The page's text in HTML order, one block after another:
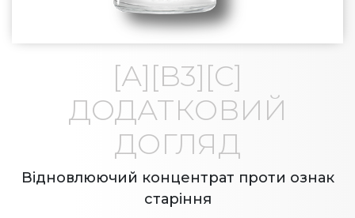
[А][B3][С]
ДОДАТКОВИЙ
ДОГЛЯД
Відновлюючий концентрат проти ознак
старіння